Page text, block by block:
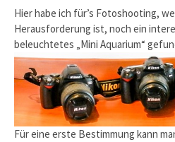
Hier habe ich für’s Fotoshooting,
Herausforderung ist, noch ein
beleuchtetes „Mini Aquarium“
Für eine erste Bestimmung kann